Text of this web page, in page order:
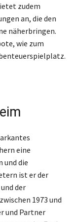
zudem
an, die den
näherbringen.
wie zum
eine
und die
ist er der
der
1973 und
und Partner